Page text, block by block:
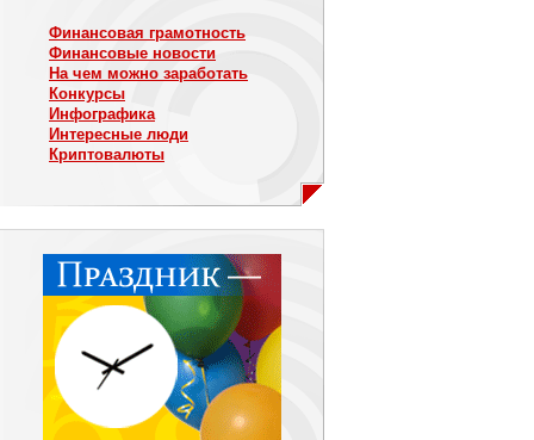
Финансовая грамотность
Финансовые новости
На чем можно заработать
Конкурсы
Инфографика
Интересные люди
Криптовалюты